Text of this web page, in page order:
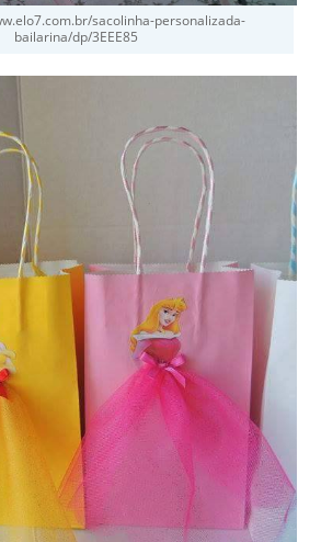
sacolinha-personalizada-
bailarina/dp/3EEE85